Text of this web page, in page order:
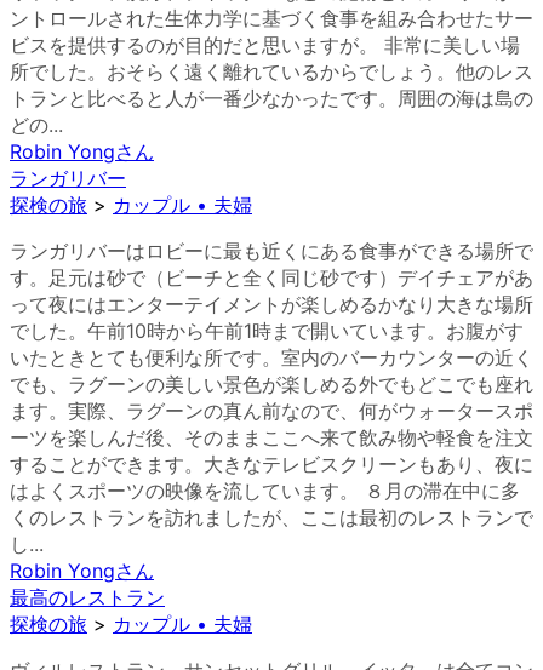
ントロールされた生体力学に基づく食事を組み合わせたサー
ビスを提供するのが目的だと思いますが。 非常に美しい場
所でした。おそらく遠く離れているからでしょう。他のレス
トランと比べると人が一番少なかったです。周囲の海は島の
どの...
Robin Yongさん
ランガリバー
探検の旅 > カップル • 夫婦
ランガリバーはロビーに最も近くにある食事ができる場所で
す。足元は砂で（ビーチと全く同じ砂です）デイチェアがあ
って夜にはエンターテイメントが楽しめるかなり大きな場所
でした。午前10時から午前1時まで開いています。お腹がす
いたときとても便利な所です。室内のバーカウンターの近く
でも、ラグーンの美しい景色が楽しめる外でもどこでも座れ
ます。実際、ラグーンの真ん前なので、何がウォータースポ
ーツを楽しんだ後、そのままここへ来て飲み物や軽食を注文
することができます。大きなテレビスクリーンもあり、夜に
はよくスポーツの映像を流しています。 ８月の滞在中に多
くのレストランを訪れましたが、ここは最初のレストランで
し...
Robin Yongさん
最高のレストラン
探検の旅 > カップル • 夫婦